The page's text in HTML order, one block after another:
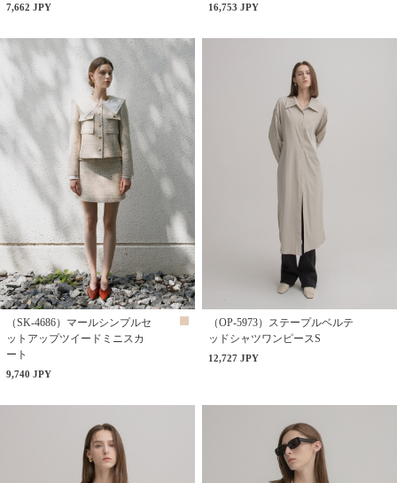
7,662 JPY 16,753 JPY
（SK-4686）マールシンプルセ
ットアップツイードミニスカ
ート
9,740 JPY
（OP-5973）ステープルベルテ
ッドシャツワンピースS
12,727 JPY